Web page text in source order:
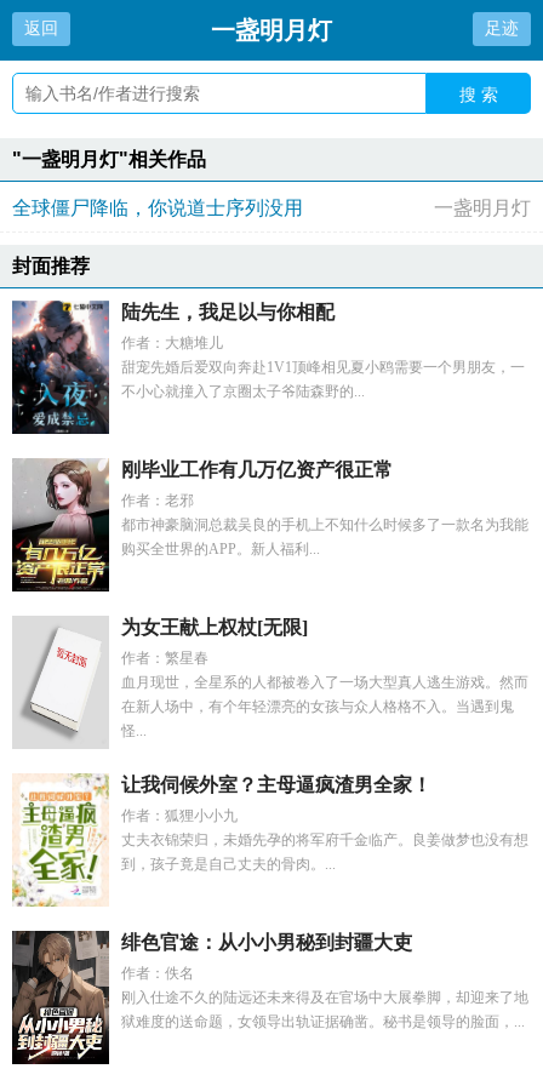
返回 一盏明月灯 足迹
搜 索
"一盏明月灯"相关作品
全球僵尸降临，你说道士序列没用 一盏明月灯
封面推荐
陆先生，我足以与你相配
作者：大糖堆儿
甜宠先婚后爱双向奔赴1V1顶峰相见夏小鸥需要一个男朋友，一
不小心就撞入了京圈太子爷陆森野的...
刚毕业工作有几万亿资产很正常
作者：老邪
都市神豪脑洞总裁吴良的手机上不知什么时候多了一款名为我能
购买全世界的APP。新人福利...
为女王献上权杖[无限]
作者：繁星春
血月现世，全星系的人都被卷入了一场大型真人逃生游戏。然而
在新人场中，有个年轻漂亮的女孩与众人格格不入。当遇到鬼
怪...
让我伺候外室？主母逼疯渣男全家！
作者：狐狸小小九
丈夫衣锦荣归，未婚先孕的将军府千金临产。良姜做梦也没有想
到，孩子竟是自己丈夫的骨肉。...
绯色官途：从小小男秘到封疆大吏
作者：佚名
刚入仕途不久的陆远还未来得及在官场中大展拳脚，却迎来了地
狱难度的送命题，女领导出轨证据确凿。秘书是领导的脸面，...